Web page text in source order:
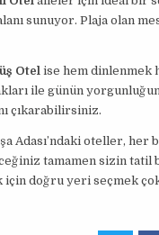
sunuyor. Plaja olan
Otelise hem dinlenmek
ile günün
çıkarabilirsiniz.
Adası’ndaki oteller,
tamamen sizin tatil
için doğru yeri seçmek